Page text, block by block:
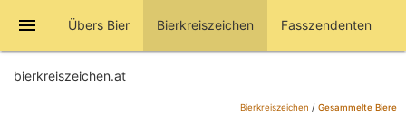
menu Übers Bier Bierkreiszeichen Fasszendenten
bierkreiszeichen.at
Bierkreiszeichen / Gesammelte Biere